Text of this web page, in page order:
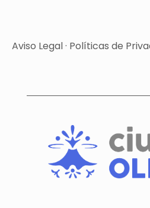
Aviso Legal· Políticas de